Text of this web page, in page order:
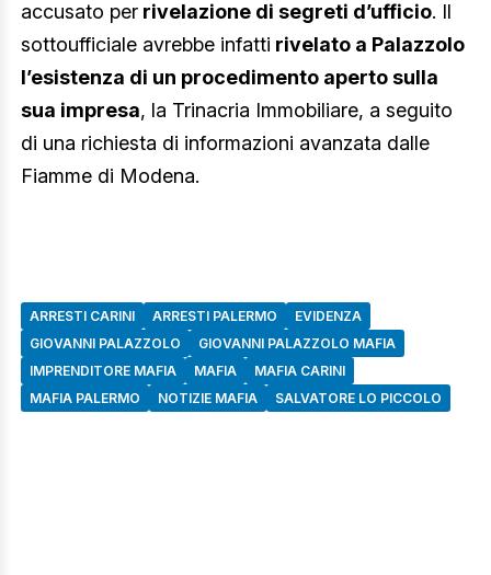
accusato per rivelazione di segreti d’ufficio. Il
sottoufficiale avrebbe infatti rivelato a Palazzolo
l’esistenza di un procedimento aperto sulla
sua impresa, la Trinacria Immobiliare, a seguito
di una richiesta di informazioni avanzata dalle
Fiamme di Modena.
ARRESTI CARINI ARRESTI PALERMO
EVIDENZA
GIOVANNI PALAZZOLO
GIOVANNI PALAZZOLO MAFIA
IMPRENDITORE MAFIA
MAFIA
MAFIA CARINI
MAFIA PALERMO
NOTIZIE MAFIA SALVATORE LO PICCOLO